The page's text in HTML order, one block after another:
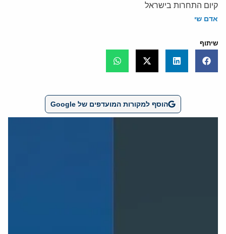
קיום התחרות בישראל
אדם שי
שיתוף
הוסף למקורות המועדפים של Google